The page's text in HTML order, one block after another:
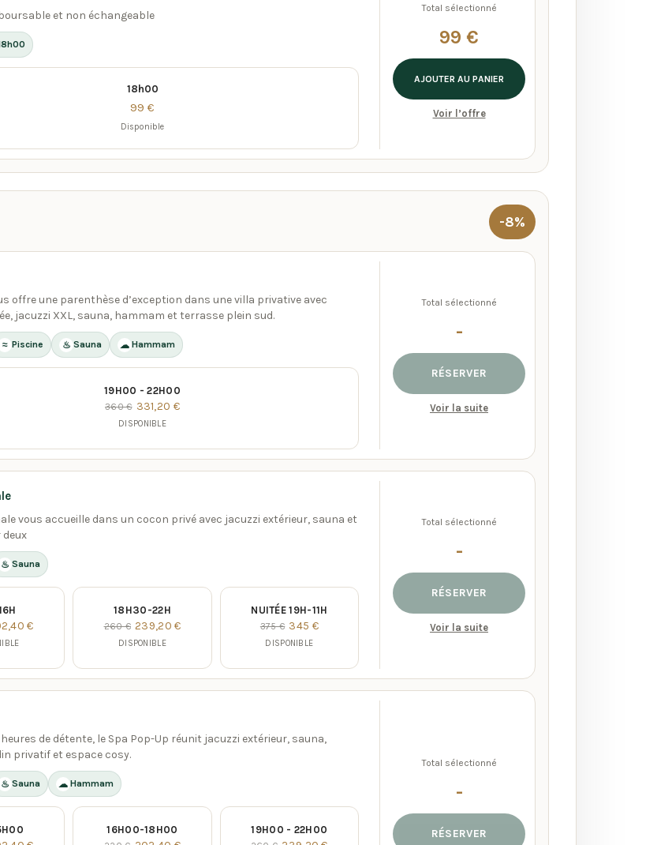
et non échangeable
18h00
99 €
Disponible
Total sélectionné
99 €
AJOUTER AU PANIER
Voir l’offre
-8%
offre une parenthèse d’exception dans une villa privative avec
jacuzzi XXL, sauna, hammam et terrasse plein sud.
≈ Piscine ♨ Sauna ☁ Hammam
19H00 - 22H00
360 € 331,20 €
DISPONIBLE
Total sélectionné
-
RÉSERVER
Voir la suite
vous accueille dans un cocon privé avec jacuzzi extérieur, sauna et
♨ Sauna
€
18H30-22H
260 € 239,20 €
DISPONIBLE
NUITÉE 19H-11H
375 € 345 €
DISPONIBLE
Total sélectionné
-
RÉSERVER
Voir la suite
de détente, le Spa Pop-Up réunit jacuzzi extérieur, sauna,
privatif et espace cosy.
♨ Sauna ☁ Hammam
16H00-18H00 19H00 - 22H00
Total sélectionné
-
RÉSERVER